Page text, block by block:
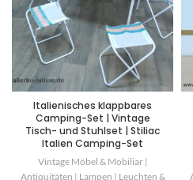
Italienisches klappbares
Camping-Set | Vintage
Tisch- und Stuhlset | Stiliac
Italien Camping-Set
Vintage Möbel & Mobiliar |
Antiquitäten | Lampen | Leuchten &